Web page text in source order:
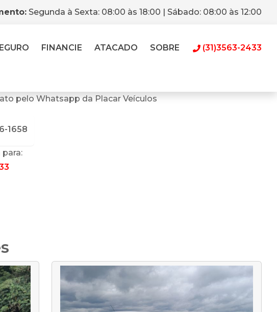
Segunda à Sexta: 08:00 às 18:00 | Sábado: 08:00 às 12:00
FINANCIE ATACADO SOBRE (31)3563-2433
pelo Whatsapp da Placar Veículos
1658
para: